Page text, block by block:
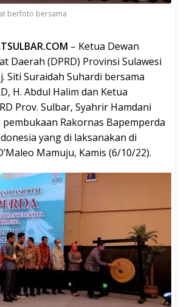
berfoto bersama
– Ketua Dewan
Daerah (DPRD) Provinsi Sulawesi
Siti Suraidah Suhardi bersama
H. Abdul Halim dan Ketua
Prov. Sulbar, Syahrir Hamdani
pembukaan Rakornas Bapemperda
yang di laksanakan di
Mamuju, Kamis (6/10/22).